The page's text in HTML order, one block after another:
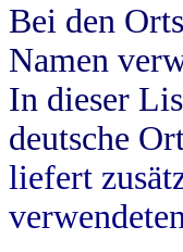
Bei den
Namen
In dieser
deutsche
liefert